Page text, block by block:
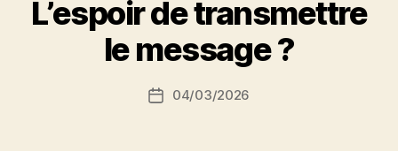
l’œil »
L’espoir de transmettre
le message ?
Auteur
de
a
S
N
Date04/03/2026